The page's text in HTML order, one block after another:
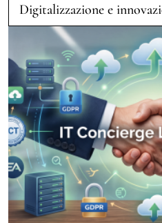
Digitalizzazione e